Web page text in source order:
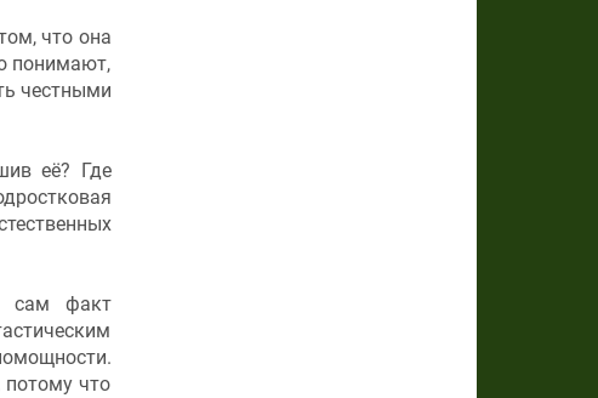
что она
понимают,
честными
её? Где
сам факт
что